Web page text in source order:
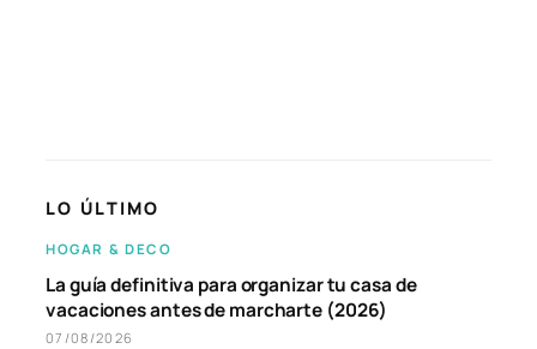
LO ÚLTIMO
HOGAR & DECO
La guía definitiva para organizar tu casa de
vacaciones antes de marcharte (2026)
07/08/2026